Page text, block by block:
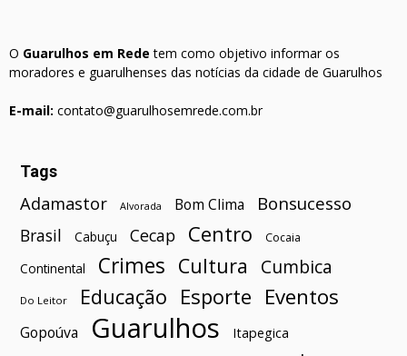
O Guarulhos em Rede tem como objetivo informar os
moradores e guarulhenses das notícias da cidade de Guarulhos
E-mail: contato@guarulhosemrede.com.br
Tags
Adamastor Alvorada Bom Clima Bonsucesso
Brasil Cabuçu Cecap Centro Cocaia
Continental Crimes Cultura Cumbica
Do Leitor Educação Esporte Eventos
Gopoúva Guarulhos
Itapegica